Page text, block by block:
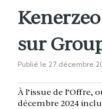
sur
Publié le 27 décembre
À l’issue de l’Offre,
décembre 2024